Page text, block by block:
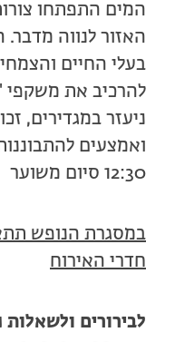
המים התפתחו
האזור לנווה מדבר.
בעלי החיים
להרכיב את משקפי
ניעזר במגדירים,
ואמצעים
12:30 סיום משוער
במסגרת הנופש
חדרי האירוח
לבירורים